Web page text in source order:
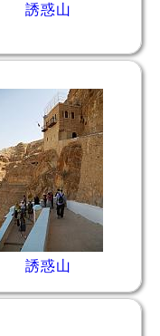
誘惑山
誘惑山